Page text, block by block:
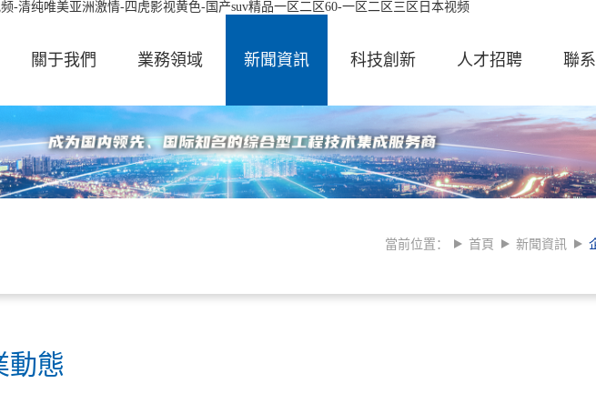
清纯唯美亚洲激情-四虎影视黄色-国产suv精品一区二区60-一区二区三区日本视频
關于我們 業務領域 新聞資訊 科技創新 人才招聘 聯
當前位置： 首頁 新聞資訊
動態